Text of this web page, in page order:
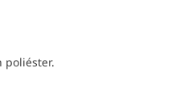
poliéster.